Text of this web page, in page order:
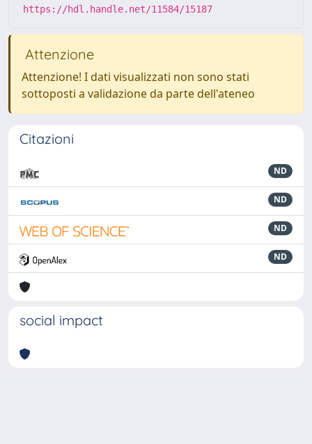
https://hdl.handle.net/11584/15187
Attenzione
Attenzione! I dati visualizzati non sono stati
sottoposti a validazione da parte dell'ateneo
Citazioni
ND
ND
ND
ND
social impact